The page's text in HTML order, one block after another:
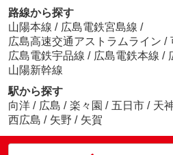
路線から探す
山陽本線 / 広島電鉄宮島線 /
広島高速交通アストラムライン /
広島電鉄宇品線 / 広島電鉄本線 /
山陽新幹線
駅から探す
向洋 / 広島 / 楽々園 / 五日市 / 天
西広島 / 矢野 / 矢賀